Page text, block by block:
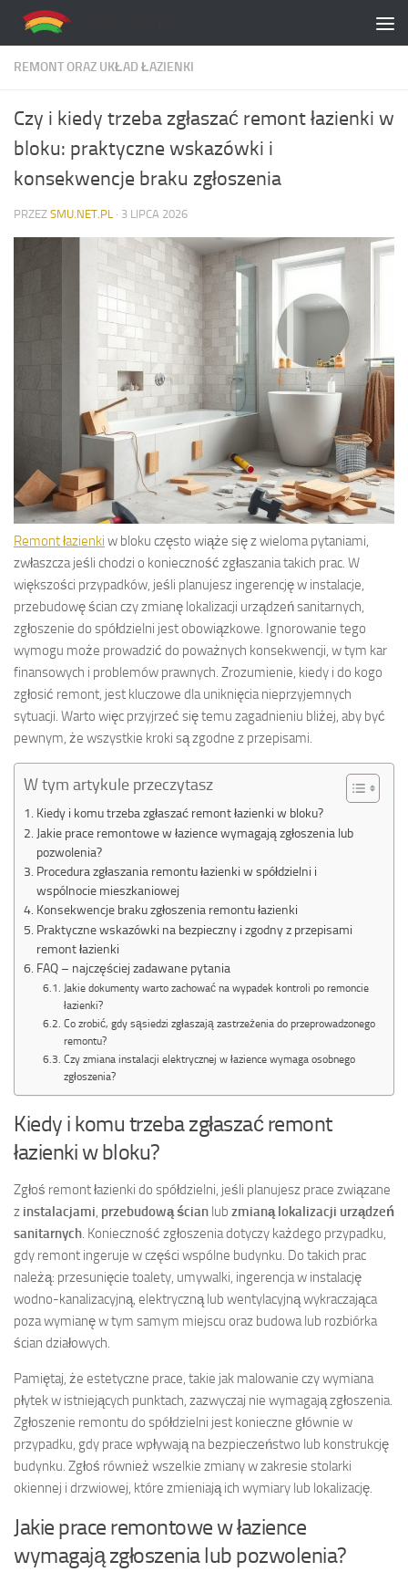
Skip to content
REMONT ORAZ UKŁAD ŁAZIENKI
Czy i kiedy trzeba zgłaszać remont łazienki w
bloku: praktyczne wskazówki i
konsekwencje braku zgłoszenia
PRZEZ SMU.NET.PL · 3 LIPCA 2026
Remont łazienki w bloku często wiąże się z wieloma pytaniami,
zwłaszcza jeśli chodzi o konieczność zgłaszania takich prac. W
większości przypadków, jeśli planujesz ingerencję w instalacje,
przebudowę ścian czy zmianę lokalizacji urządzeń sanitarnych,
zgłoszenie do spółdzielni jest obowiązkowe. Ignorowanie tego
wymogu może prowadzić do poważnych konsekwencji, w tym kar
finansowych i problemów prawnych. Zrozumienie, kiedy i do kogo
zgłosić remont, jest kluczowe dla uniknięcia nieprzyjemnych
sytuacji. Warto więc przyjrzeć się temu zagadnieniu bliżej, aby być
pewnym, że wszystkie kroki są zgodne z przepisami.
W tym artykule przeczytasz
Kiedy i komu trzeba zgłaszać remont łazienki w bloku?
Jakie prace remontowe w łazience wymagają zgłoszenia lub
pozwolenia?
Procedura zgłaszania remontu łazienki w spółdzielni i
wspólnocie mieszkaniowej
Konsekwencje braku zgłoszenia remontu łazienki
Praktyczne wskazówki na bezpieczny i zgodny z przepisami
remont łazienki
FAQ – najczęściej zadawane pytania
Jakie dokumenty warto zachować na wypadek kontroli po remoncie
łazienki?
Co zrobić, gdy sąsiedzi zgłaszają zastrzeżenia do przeprowadzonego
remontu?
Czy zmiana instalacji elektrycznej w łazience wymaga osobnego
zgłoszenia?
Kiedy i komu trzeba zgłaszać remont
łazienki w bloku?
Zgłoś remont łazienki do spółdzielni, jeśli planujesz prace związane
z instalacjami przebudową ścian lub zmianą lokalizacji urządzeń
sanitarnych . Konieczność zgłoszenia dotyczy każdego przypadku,
gdy remont ingeruje w części wspólne budynku. Do takich prac
należą: przesunięcie toalety, umywalki, ingerencja w instalację
wodno-kanalizacyjną, elektryczną lub wentylacyjną wykraczająca
poza wymianę w tym samym miejscu oraz budowa lub rozbiórka
ścian działowych.
Pamiętaj, że estetyczne prace, takie jak malowanie czy wymiana
płytek w istniejących punktach, zazwyczaj nie wymagają zgłoszenia.
Zgłoszenie remontu do spółdzielni jest konieczne głównie w
przypadku, gdy prace wpływają na bezpieczeństwo lub konstrukcję
budynku. Zgłoś również wszelkie zmiany w zakresie stolarki
okiennej i drzwiowej, które zmieniają ich wymiary lub lokalizację.
Jakie prace remontowe w łazience
wymagają zgłoszenia lub pozwolenia?